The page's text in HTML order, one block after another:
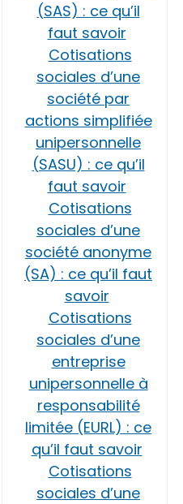
(SAS) : ce qu’il
faut savoir
Cotisations
sociales d’une
société par
actions simplifiée
unipersonnelle
(SASU) : ce qu’il
faut savoir
Cotisations
sociales d’une
société anonyme
(SA) : ce qu’il faut
savoir
Cotisations
sociales d’une
entreprise
unipersonnelle à
responsabilité
limitée (EURL) : ce
qu’il faut savoir
Cotisations
sociales d’une